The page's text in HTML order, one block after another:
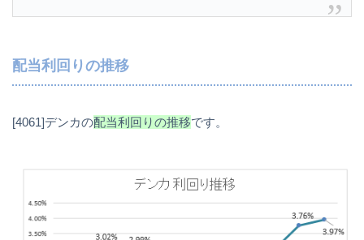
配当利回りの推移
[4061]デンカの配当利回りの推移です。